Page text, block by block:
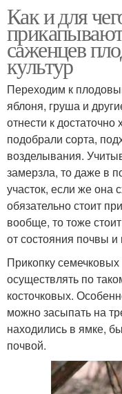
Как и для
саженцев
культур
Переходим к
яблоня, груша и
отнести к
подобрали сорта,
возделывания.
замерзла, то даже в
участок, если же она
обязательно стоит
вообще, то тоже
от состояния почвы и
Прикопку
осуществлять по
косточковых.
можно засыпать на
находились в ямке,
почвой.